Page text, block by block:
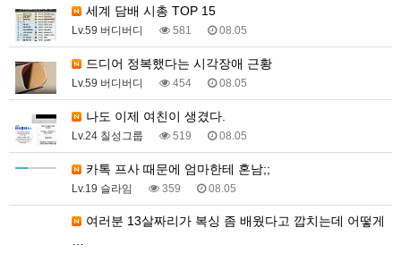
세계 담배 시총 TOP 15
Lv.59 버디버디 581 08.05
드디어 정복했다는 시각장애 근황
Lv.59 버디버디 454 08.05
나도 이제 여친이 생겼다.
Lv.24 칠성그룹 519 08.05
카톡 프사 때문에 엄마한테 혼남;;
Lv.19 슬라임 359 08.05